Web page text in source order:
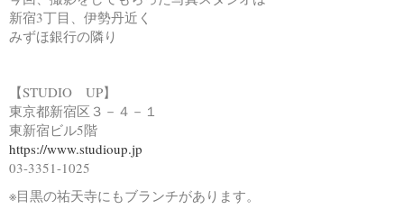
新宿3丁目、伊勢丹近く
みずほ銀行の隣り
【STUDIO UP】
東京都新宿区３－４－１
東新宿ビル5階
https://www.studioup.jp
03-3351-1025
※目黒の祐天寺にもブランチがあります。